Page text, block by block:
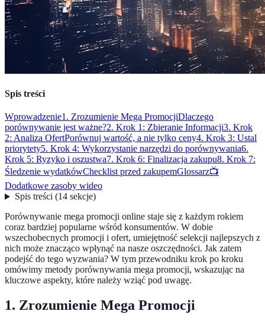
Spis treści
Wprowadzenie1. Zrozumienie Mega PromocjiDlaczego
porównywanie jest ważne?2. Krok 1: Zbieranie Informacji3. Krok
2: Analiza OfertPorównuj wartość, a nie tylko ceny4. Krok 3: Ustal
priorytety5. Krok 4: Wykorzystanie narzędzi do porównywania6.
Krok 5: Ryzyko i oszustwa7. Krok 6: Finalizacja zakupu8. Krok 7:
Śledzenie wydatkówChecklist przed zakupemGlossarz📺
Dodatkowe zasoby wideo
Spis treści(14 sekcje)
Porównywanie mega promocji online staje się z każdym rokiem
coraz bardziej popularne wśród konsumentów. W dobie
wszechobecnych promocji i ofert, umiejętność selekcji najlepszych z
nich może znacząco wpłynąć na nasze oszczędności. Jak zatem
podejść do tego wyzwania? W tym przewodniku krok po kroku
omówimy metody porównywania mega promocji, wskazując na
kluczowe aspekty, które należy wziąć pod uwagę.
1. Zrozumienie Mega Promocji